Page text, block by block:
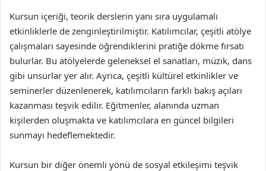
Kursun içeriği, teorik derslerin yanı sıra uygulamalı
etkinliklerle de zenginleştirilmiştir. Katılımcılar, çeşitli atölye
çalışmaları sayesinde öğrendiklerini pratiğe dökme fırsatı
bulurlar. Bu atölyelerde geleneksel el sanatları, müzik, dans
gibi unsurlar yer alır. Ayrıca, çeşitli kültürel etkinlikler ve
seminerler düzenlenerek, katılımcıların farklı bakış açıları
kazanması teşvik edilir. Eğitmenler, alanında uzman
kişilerden oluşmakta ve katılımcılara en güncel bilgileri
sunmayı hedeflemektedir.
Kursun bir diğer önemli yönü de sosyal etkileşimi teşvik